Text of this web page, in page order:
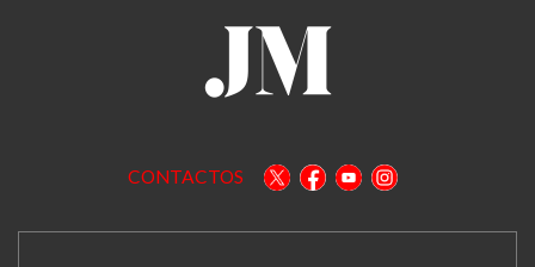
CONTACTOS